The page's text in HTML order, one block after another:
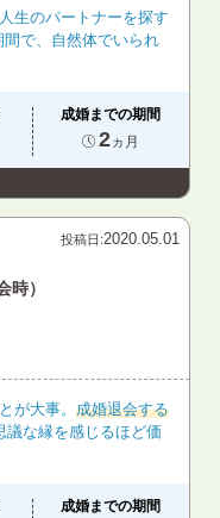
人生のパートナーを探す
で、自然体でいられ
成婚までの期間
2ヵ月
投稿日:2020.05.01
時）
が大事。 成婚退会する
議な縁を感じるほど価
成婚までの期間